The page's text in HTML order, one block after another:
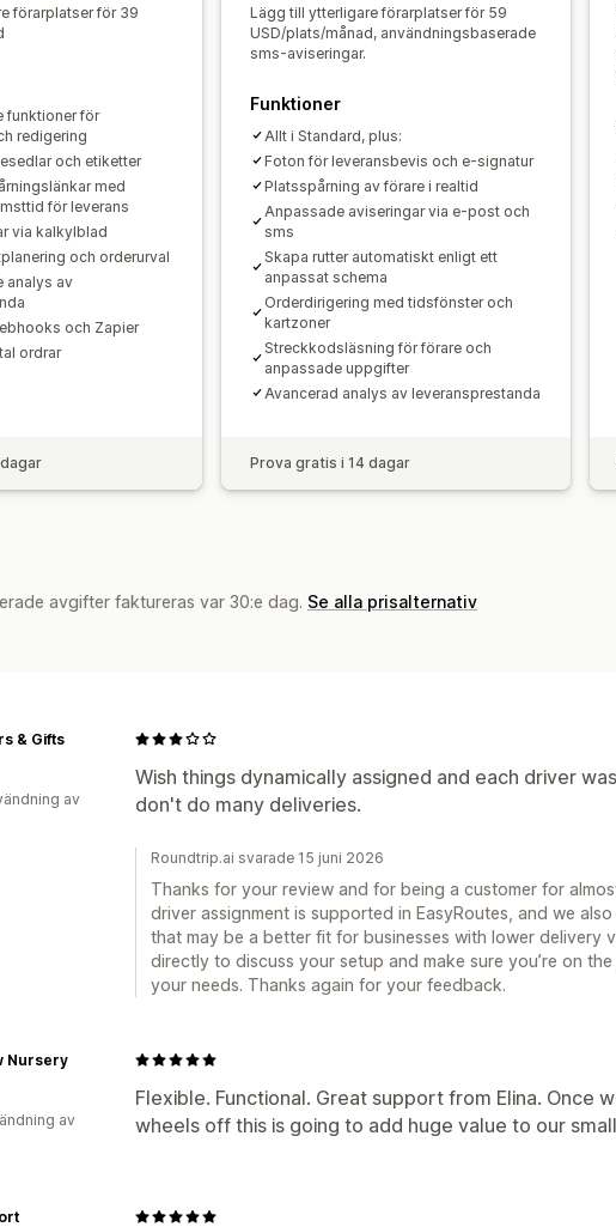
förarplatser för 39
funktioner för
redigering
och etiketter
med
för leverans
via kalkylblad
och orderurval
analys av
och Zapier
ordrar
Lägg till ytterligare förarplatser för 59
USD/plats/månad, användningsbaserade
sms-aviseringar.
Funktioner
Allt i Standard, plus:
Foton för leveransbevis och e-signatur
Platsspårning av förare i realtid
Anpassade aviseringar via e-post och
sms
Skapa rutter automatiskt enligt ett
anpassat schema
Orderdirigering med tidsfönster och
kartzoner
Streckkodsläsning för förare och
anpassade uppgifter
Avancerad analys av leveransprestanda
Prova gratis i 14 dagar
avgifter faktureras var 30:e dag. Se alla prisalternativ
Wish things dynamically assigned and each driver
don't do many deliveries.
& Gifts
av
Roundtrip.ai svarade 15 juni 2026
Thanks for your review and for being a customer for
driver assignment is supported in EasyRoutes, and we
that may be a better fit for businesses with lower delivery
directly to discuss your setup and make sure you’re on
your needs. Thanks again for your feedback.
Flexible. Functional. Great support from Elina. Once
wheels off this is going to add huge value to our
Nursery
av